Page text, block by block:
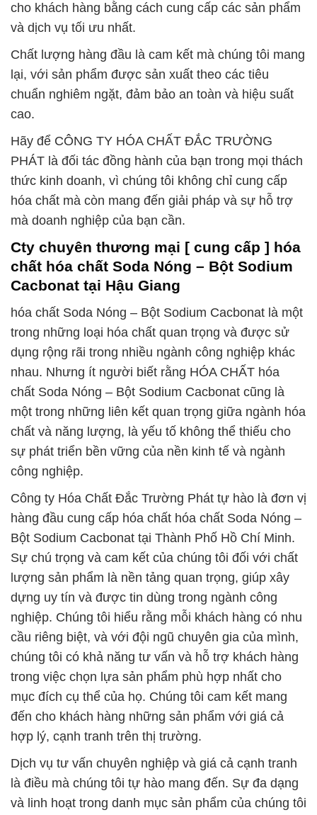
cho khách hàng bằng cách cung cấp các sản phẩm
và dịch vụ tối ưu nhất.
Chất lượng hàng đầu là cam kết mà chúng tôi mang
lại, với sản phẩm được sản xuất theo các tiêu
chuẩn nghiêm ngặt, đảm bảo an toàn và hiệu suất
cao.
Hãy để CÔNG TY HÓA CHẤT ĐẮC TRƯỜNG
PHÁT là đối tác đồng hành của bạn trong mọi thách
thức kinh doanh, vì chúng tôi không chỉ cung cấp
hóa chất mà còn mang đến giải pháp và sự hỗ trợ
mà doanh nghiệp của bạn cần.
Cty chuyên thương mại [ cung cấp ] hóa
chất hóa chất Soda Nóng – Bột Sodium
Cacbonat tại Hậu Giang
hóa chất Soda Nóng – Bột Sodium Cacbonat là một
trong những loại hóa chất quan trọng và được sử
dụng rộng rãi trong nhiều ngành công nghiệp khác
nhau. Nhưng ít người biết rằng HÓA CHẤT hóa
chất Soda Nóng – Bột Sodium Cacbonat cũng là
một trong những liên kết quan trọng giữa ngành hóa
chất và năng lượng, là yếu tố không thể thiếu cho
sự phát triển bền vững của nền kinh tế và ngành
công nghiệp.
Công ty Hóa Chất Đắc Trường Phát tự hào là đơn vị
hàng đầu cung cấp hóa chất hóa chất Soda Nóng –
Bột Sodium Cacbonat tại Thành Phố Hồ Chí Minh.
Sự chú trọng và cam kết của chúng tôi đối với chất
lượng sản phẩm là nền tảng quan trọng, giúp xây
dựng uy tín và được tin dùng trong ngành công
nghiệp. Chúng tôi hiểu rằng mỗi khách hàng có nhu
cầu riêng biệt, và với đội ngũ chuyên gia của mình,
chúng tôi có khả năng tư vấn và hỗ trợ khách hàng
trong việc chọn lựa sản phẩm phù hợp nhất cho
mục đích cụ thể của họ. Chúng tôi cam kết mang
đến cho khách hàng những sản phẩm với giá cả
hợp lý, cạnh tranh trên thị trường.
Dịch vụ tư vấn chuyên nghiệp và giá cả cạnh tranh
là điều mà chúng tôi tự hào mang đến. Sự đa dạng
và linh hoạt trong danh mục sản phẩm của chúng tôi